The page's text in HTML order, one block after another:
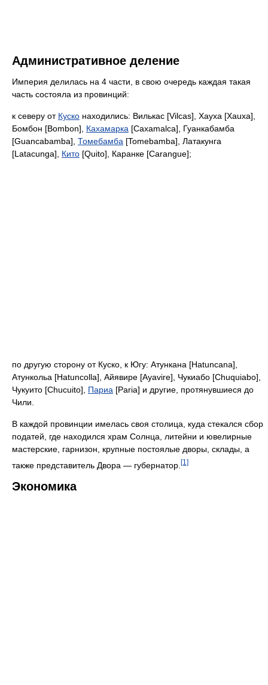
Административное деление
Империя делилась на 4 части, в свою очередь каждая такая
часть состояла из провинций:
к северу от Куско находились: Вилькас [Vilcas], Хауха [Xauxa],
Бомбон [Bombon], Кахамарка [Caxamalca], Гуанкабамба
[Guancabamba], Томебамба [Tomebamba], Латакунга
[Latacunga], Кито [Quito], Каранке [Carangue];
по другую сторону от Куско, к Югу: Атункана [Hatuncana],
Атункольа [Hatuncolla], Айявире [Ayavire], Чукиабо [Chuquiabo],
Чукуито [Chucuito], Париа [Paria] и другие, протянувшиеся до
Чили.
В каждой провинции имелась своя столица, куда стекался сбор
податей, где находился храм Солнца, литейни и ювелирные
мастерские, гарнизон, крупные постоялые дворы, склады, а
также представитель Двора — губернатор. [1]
Экономика